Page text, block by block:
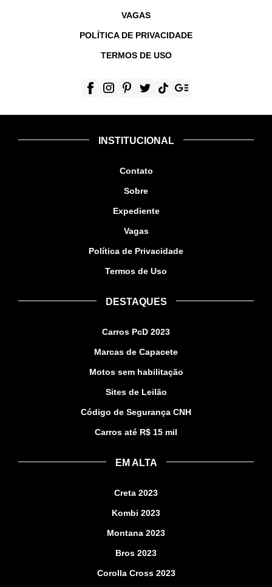
VAGAS
POLÍTICA DE PRIVACIDADE
TERMOS DE USO
INSTITUCIONAL
Contato
Sobre
Expediente
Vagas
Política de Privacidade
Termos de Uso
DESTAQUES
Carros PcD 2023
Marcas de Capacete
Motos sem habilitação
Sites de Leilão
Código de Segurança CNH
Carros até R$ 15 mil
EM ALTA
Creta 2023
Kombi 2023
Montana 2023
Bros 2023
Corolla Cross 2023